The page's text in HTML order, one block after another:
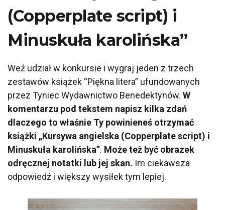
(Copperplate script) i
Minuskuła karolińska”
Weź udział w konkursie i wygraj jeden z trzech
zestawów książek “Piękna litera” ufundowanych
przez Tyniec Wydawnictwo Benedektynów. W
komentarzu pod tekstem napisz kilka zdań
dlaczego to właśnie Ty powinieneś otrzymać
książki „Kursywa angielska (Copperplate script) i
Minuskuła karolińska”. Może też być obrazek
odręcznej notatki lub jej skan. Im ciekawsza
odpowiedź i większy wysiłek tym lepiej.